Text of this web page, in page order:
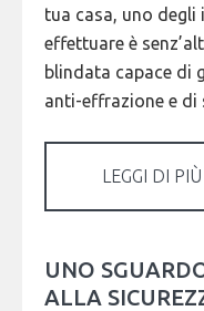
tua casa, uno
effettuare è
blindata capace di
anti-effrazione e
LEGGI DI PIÙ
UNO
ALLA